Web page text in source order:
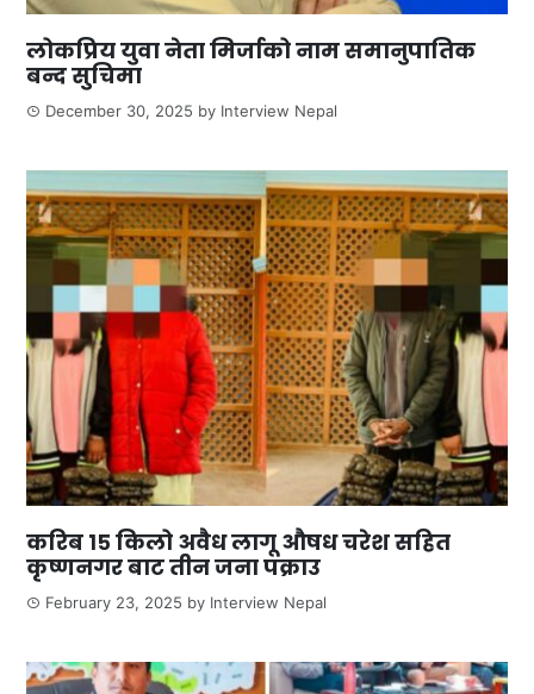
लोकप्रिय युवा नेता मिर्जाको नाम समानुपातिक
बन्द सुचिमा
December 30, 2025 by Interview Nepal
करिब १५ किलो अवैध लागू औषध चरेश सहित
कृष्णनगर बाट तीन जना पक्राउ
February 23, 2025 by Interview Nepal